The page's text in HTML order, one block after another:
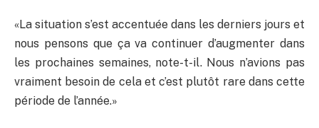
«La situation s’est accentuée dans les derniers jours et
nous pensons que ça va continuer d’augmenter dans
les prochaines semaines, note-t-il. Nous n’avions pas
vraiment besoin de cela et c’est plutôt rare dans cette
période de l’année.»